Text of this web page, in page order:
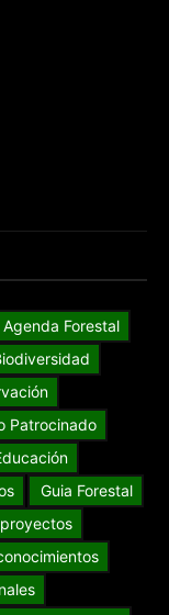
Agenda Forestal
Patrocinado
Guia Forestal